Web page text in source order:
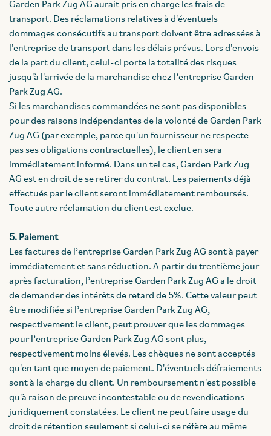
Garden Park Zug AG aurait pris en charge les frais de
transport. Des réclamations relatives à d'éventuels
dommages consécutifs au transport doivent être adressées à
l'entreprise de transport dans les délais prévus. Lors d'envois
de la part du client, celui-ci porte la totalité des risques
jusqu'à l'arrivée de la marchandise chez l’entreprise Garden
Park Zug AG.
Si les marchandises commandées ne sont pas disponibles
pour des raisons indépendantes de la volonté de Garden Park
Zug AG (par exemple, parce qu'un fournisseur ne respecte
pas ses obligations contractuelles), le client en sera
immédiatement informé. Dans un tel cas, Garden Park Zug
AG est en droit de se retirer du contrat. Les paiements déjà
effectués par le client seront immédiatement remboursés.
Toute autre réclamation du client est exclue.
5. Paiement
Les factures de l’entreprise Garden Park Zug AG sont à payer
immédiatement et sans réduction. A partir du trentième jour
après facturation, l’entreprise Garden Park Zug AG a le droit
de demander des intérêts de retard de 5%. Cette valeur peut
être modifiée si l’entreprise Garden Park Zug AG,
respectivement le client, peut prouver que les dommages
pour l’entreprise Garden Park Zug AG sont plus,
respectivement moins élevés. Les chèques ne sont acceptés
qu'en tant que moyen de paiement. D'éventuels défraiements
sont à la charge du client. Un remboursement n'est possible
qu'à raison de preuve incontestable ou de revendications
juridiquement constatées. Le client ne peut faire usage du
droit de rétention seulement si celui-ci se réfère au même